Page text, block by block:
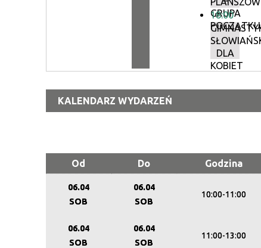
GRUPA
18:00
DLA
KOBIET
KALENDARZ WYDARZEŃ
Od Do Godzina
06.04
SOB
06.04
SOB
10:00-11:00
06.04
SOB
06.04
SOB
11:00-13:00